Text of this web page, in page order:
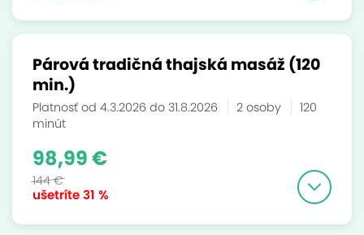
Párová tradičná thajská masáž (120
min.)
Platnosť od 4.3.2026 do 31.8.2026 2 osoby
120
minút
ušetríte31 %
98,99 €
144 €